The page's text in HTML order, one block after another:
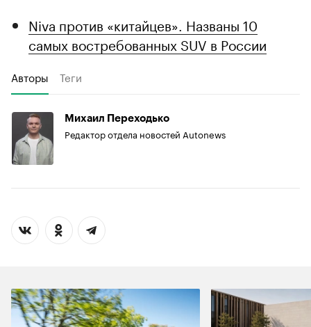
Niva против «китайцев». Названы 10
самых востребованных SUV в России
Авторы Теги
Михаил Переходько
Редактор отдела новостей Autonews